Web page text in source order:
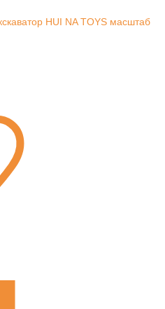
HUI NA TOYS масштаб